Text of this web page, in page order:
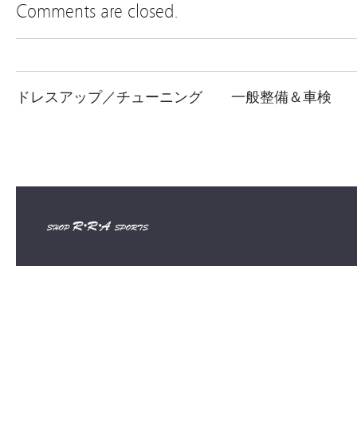
Comments are closed.
ドレスアップ／チューニング 一般整備＆車検